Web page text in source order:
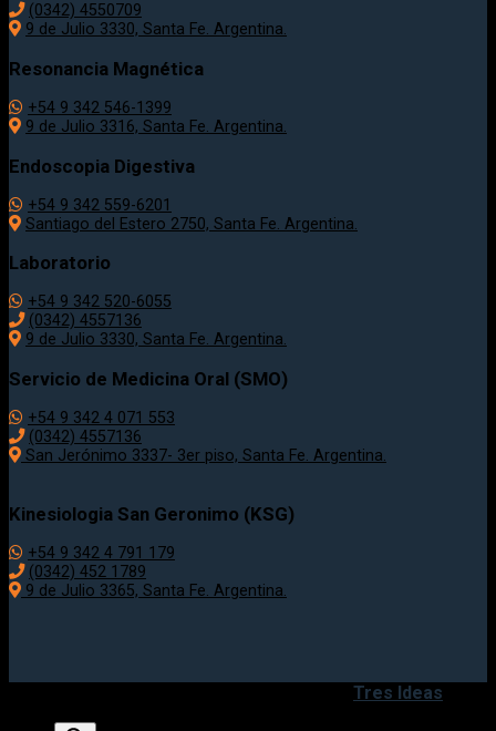
(0342) 4550709
9 de Julio 3330, Santa Fe. Argentina.
Resonancia Magnética
+54 9 342 546-1399
9 de Julio 3316, Santa Fe. Argentina.
Endoscopia Digestiva
+54 9 342 559-6201
Santiago del Estero 2750, Santa Fe. Argentina.
Laboratorio
+54 9 342 520-6055
(0342) 4557136
9 de Julio 3330, Santa Fe. Argentina.
Servicio de Medicina Oral (SMO)
+54 9 342 4 071 553
(0342) 4557136
San Jerónimo 3337- 3er piso, Santa Fe. Argentina.
Kinesiologia San Geronimo (KSG)
+54 9 342 4 791 179
(0342) 452 1789
9 de Julio 3365, Santa Fe. Argentina.
Tres Ideas